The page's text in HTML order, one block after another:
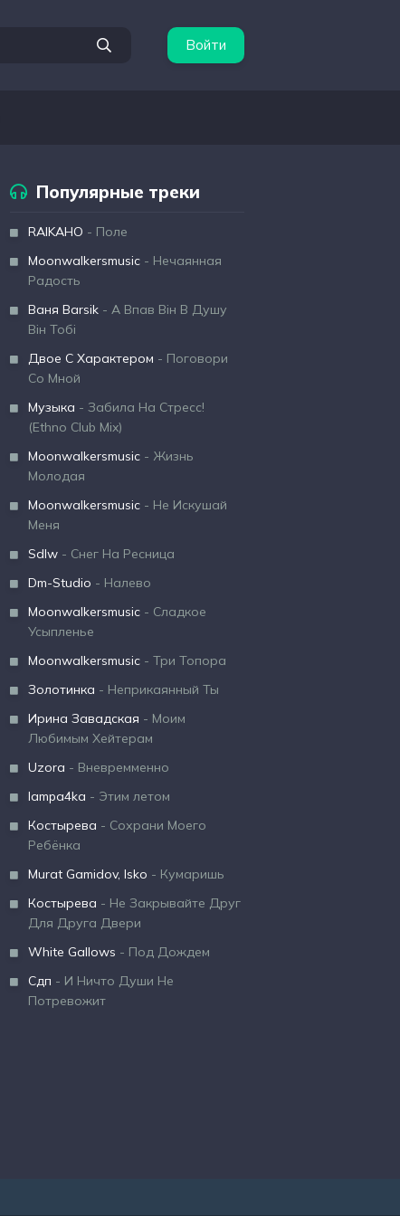
Войти
Популярные треки
RAIKAHO - Поле
Moonwalkersmusic - Нечаянная
Радость
Ваня Barsik - А Впав Він В Душу
Він Тобі
Двое С Характером - Поговори
Со Мной
Музыка - Забила На Стресс!
(Ethno Club Mix)
Moonwalkersmusic - Жизнь
Молодая
Moonwalkersmusic - Не Искушай
Меня
Sdlw - Снег На Ресница
Dm-Studio - Налево
Moonwalkersmusic - Сладкое
Усыпленье
Moonwalkersmusic - Три Топора
Золотинка - Неприкаянный Ты
Ирина Завадская - Моим
Любимым Хейтерам
Uzora - Вневремменно
lampa4ka - Этим летом
Костырева - Сохрани Моего
Ребёнка
Murat Gamidov, Isko - Кумаришь
Костырева - Не Закрывайте Друг
Для Друга Двери
White Gallows - Под Дождем
Сдп - И Ничто Души Не
Потревожит